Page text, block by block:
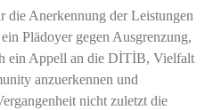
die Anerkennung der Leistungen
Plädoyer gegen Ausgrenzung,
ein Appell an die DİTİB, Vielfalt
anzuerkennen und
nicht zuletzt die